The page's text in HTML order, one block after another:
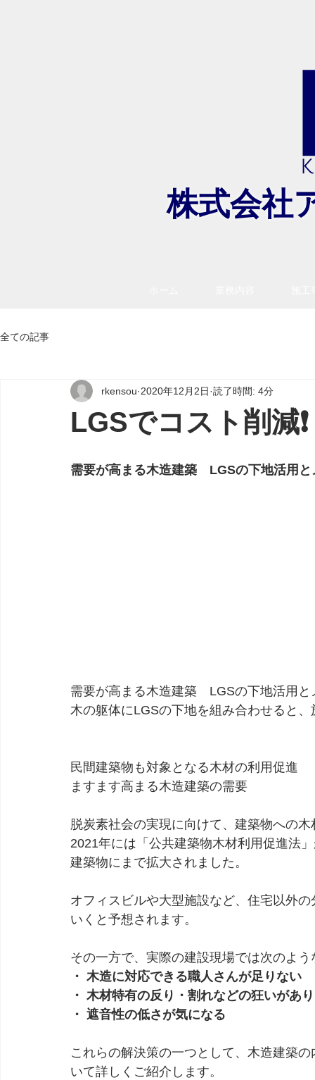
株式会社
全ての記事
LGSでコスト削減❗
rkensou 2020年12月2日 読了時間: 4分
需要が高まる木造建築　LGSの下地活用
需要が高まる木造建築　LGSの下地活用
木の躯体にLGSの下地を組み合わせると
民間建築物も対象となる木材の利用促進
ますます高まる木造建築の需要
脱炭素社会の実現に向けて、建築物への
2021年には「公共建築物木材利用促進法
建築物にまで拡大されました。
オフィスビルや大型施設など、住宅以外
いくと予想されます。
その一方で、実際の建設現場では次のよ
・ 木造に対応できる職人さんが足りない
・ 木材特有の反り・割れなどの狂いがあ
・ 遮音性の低さが気になる
これらの解決策の一つとして、木造建築
いて詳しくご紹介します。